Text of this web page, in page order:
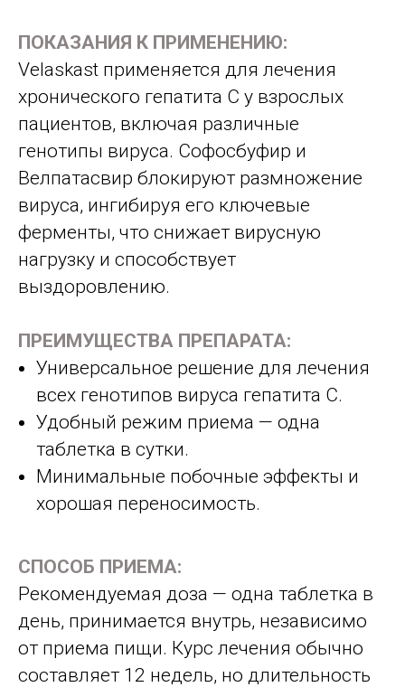
ПОКАЗАНИЯ К ПРИМЕНЕНИЮ:
Velaskast применяется для лечения
хронического гепатита C у взрослых
пациентов, включая различные
генотипы вируса. Софосбуфир и
Велпатасвир блокируют размножение
вируса, ингибируя его ключевые
ферменты, что снижает вирусную
нагрузку и способствует
выздоровлению.
ПРЕИМУЩЕСТВА ПРЕПАРАТА:
Универсальное решение для лечения
всех генотипов вируса гепатита C.
Удобный режим приема — одна
таблетка в сутки.
Минимальные побочные эффекты и
хорошая переносимость.
СПОСОБ ПРИЕМА:
Рекомендуемая доза — одна таблетка в
день, принимается внутрь, независимо
от приема пищи. Курс лечения обычно
составляет 12 недель, но длительность